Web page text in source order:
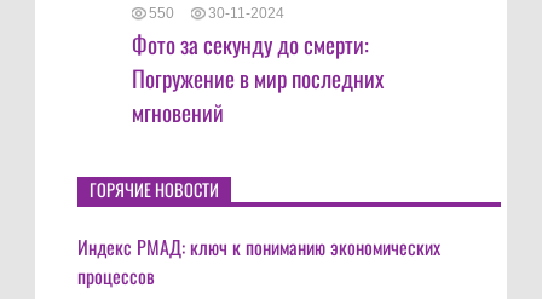
550 30-11-2024
Фото за секунду до смерти:
Погружение в мир последних
мгновений
ГОРЯЧИЕ НОВОСТИ
Индекс РМАД: ключ к пониманию экономических
процессов